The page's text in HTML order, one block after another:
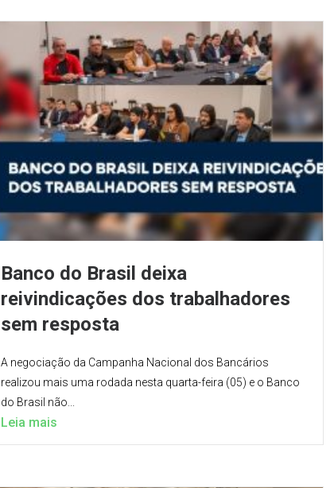
Banco do Brasil deixa
reivindicações dos trabalhadores
sem resposta
A negociação da Campanha Nacional dos Bancários
realizou mais uma rodada nesta quarta-feira (05) e o Banco
do Brasil não...
Leia mais